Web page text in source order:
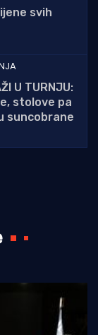
svih
U TURNJU:
stolove pa
suncobrane